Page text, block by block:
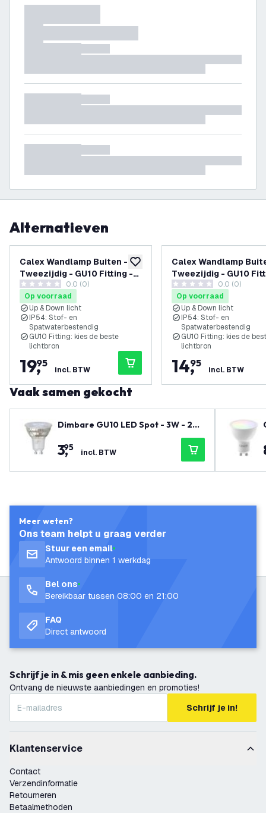
Alternatieven
toevoegen aan verlanglijst
Calex Wandlamp Buiten -
Tweezijdig - GU10 Fitting -
IP54 - Roest
0 score sterren0.0 (0)
Op voorraad
Up & Down licht
IP54: Stof- en
Spatwaterbestendig
GU10 Fitting: kies de beste
lichtbron
19,
95
incl. BTW
Calex Wandlamp
Tweezijdig - GU10
IP54 - Roest
0 score sterren0.0 (0)
Op voorraad
Up & Down licht
IP54: Stof- en
Spatwaterbestendig
GU10 Fitting: kies de
lichtbron
14,
95
incl. BTW
Vaak samen gekocht
Dimbare GU10 LED Spot - 3W - 270
3,
95 incl. BTW
Meer weten?
Ons team helpt u graag verder
Stuur een email
Antwoord binnen 1 werkdag
Bel ons
Bereikbaar tussen 08:00 en 21:00
FAQ
Direct antwoord
Schrijf je in & mis geen enkele aanbieding.
Ontvang de nieuwste aanbiedingen en promoties!
Schrijf je in!
Klantenservice
Contact
Verzendinformatie
Retourneren
Betaalmethoden